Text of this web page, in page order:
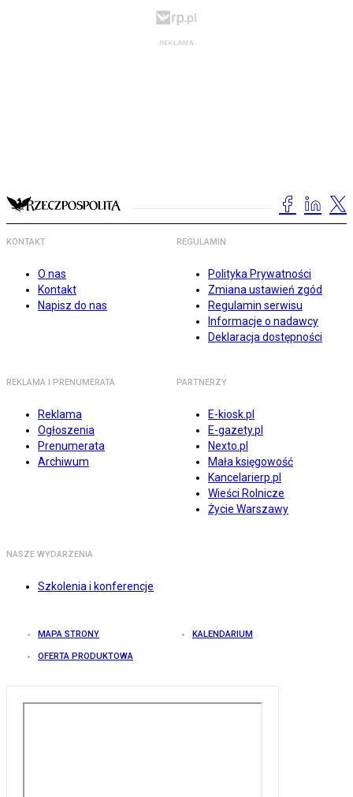
KONTAKT
O nas
Kontakt
Napisz do nas
REGULAMIN
Polityka Prywatności
Zmiana ustawień zgód
Regulamin serwisu
Informacje o nadawcy
Deklaracja dostępności
REKLAMA I PRENUMERATA
Reklama
Ogłoszenia
Prenumerata
Archiwum
PARTNERZY
E-kiosk.pl
E-gazety.pl
Nexto.pl
Mała księgowość
Kancelarierp.pl
Wieści Rolnicze
Życie Warszawy
NASZE WYDARZENIA
Szkolenia i konferencje
MAPA STRONY KALENDARIUM
OFERTA PRODUKTOWA